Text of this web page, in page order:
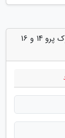
دیدگاه های مرتبط با "اپل از نسل تازه مک بوک پرو 14 و 16